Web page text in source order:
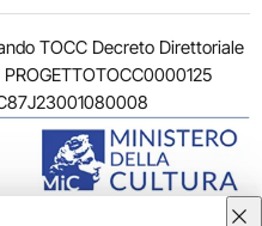
TOCC Decreto Direttoriale